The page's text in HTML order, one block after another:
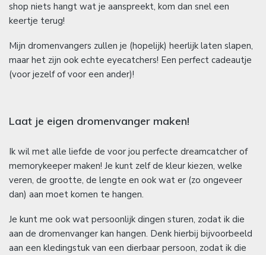
shop niets hangt wat je aanspreekt, kom dan snel een
keertje terug!
Mijn dromenvangers zullen je (hopelijk) heerlijk laten slapen,
maar het zijn ook echte eyecatchers! Een perfect cadeautje
(voor jezelf of voor een ander)!
Laat je eigen dromenvanger maken!
Ik wil met alle liefde de voor jou perfecte dreamcatcher of
memorykeeper maken! Je kunt zelf de kleur kiezen, welke
veren, de grootte, de lengte en ook wat er (zo ongeveer
dan) aan moet komen te hangen.
Je kunt me ook wat persoonlijk dingen sturen, zodat ik die
aan de dromenvanger kan hangen. Denk hierbij bijvoorbeeld
aan een kledingstuk van een dierbaar persoon, zodat ik die